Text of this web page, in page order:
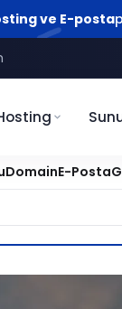
ve E-posta
DomainE-Posta